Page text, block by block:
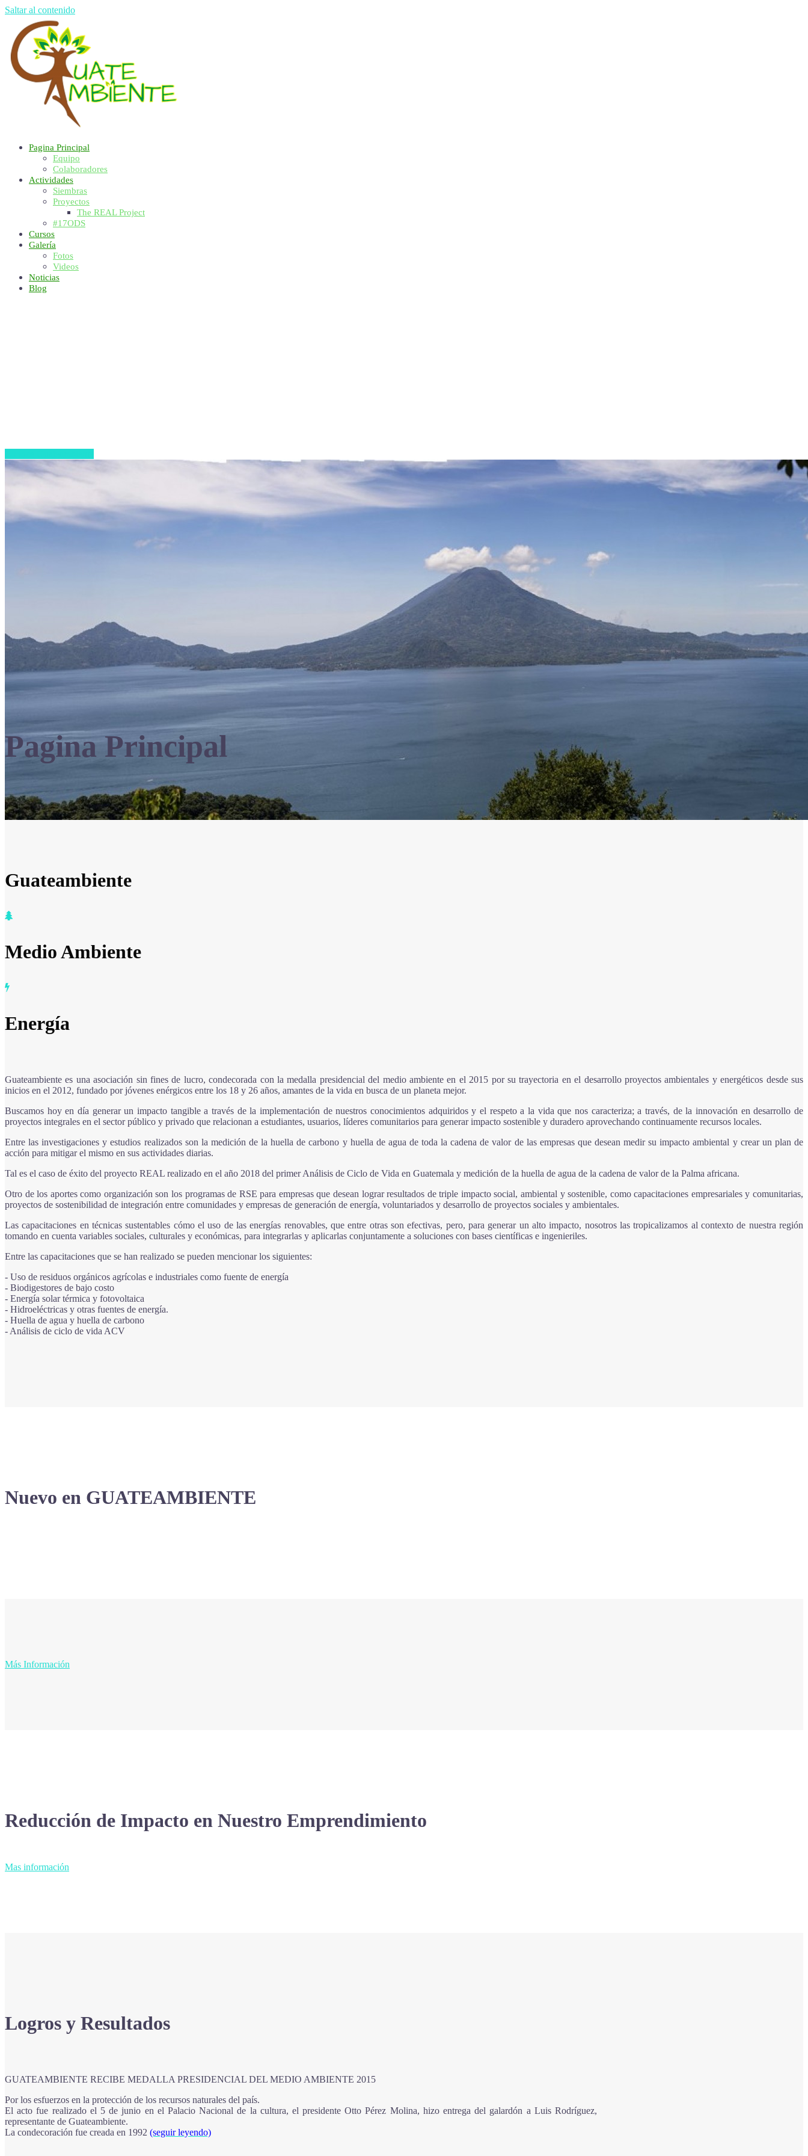
Saltar al contenido
Pagina Principal
Equipo
Colaboradores
Actividades
Siembras
Proyectos
The REAL Project
#17ODS
Cursos
Galería
Fotos
Videos
Noticias
Blog
Pagina Principal
Guateambiente
Medio Ambiente
Energía
Guateambiente es una asociación sin fines de lucro, condecorada con la medalla presidencial del medio ambiente en el 2015 por su trayectoria en el desarrollo proyectos ambientales y energéticos desde sus
inicios en el 2012, fundado por jóvenes enérgicos entre los 18 y 26 años, amantes de la vida en busca de un planeta mejor.
Buscamos hoy en día generar un impacto tangible a través de la implementación de nuestros conocimientos adquiridos y el respeto a la vida que nos caracteriza; a través, de la innovación en desarrollo de
proyectos integrales en el sector público y privado que relacionan a estudiantes, usuarios, líderes comunitarios para generar impacto sostenible y duradero aprovechando continuamente recursos locales.
Entre las investigaciones y estudios realizados son la medición de la huella de carbono y huella de agua de toda la cadena de valor de las empresas que desean medir su impacto ambiental y crear un plan de
acción para mitigar el mismo en sus actividades diarias.
Tal es el caso de éxito del proyecto REAL realizado en el año 2018 del primer Análisis de Ciclo de Vida en Guatemala y medición de la huella de agua de la cadena de valor de la Palma africana.
Otro de los aportes como organización son los programas de RSE para empresas que desean lograr resultados de triple impacto social, ambiental y sostenible, como capacitaciones empresariales y comunitarias,
proyectos de sostenibilidad de integración entre comunidades y empresas de generación de energía, voluntariados y desarrollo de proyectos sociales y ambientales.
Las capacitaciones en técnicas sustentables cómo el uso de las energías renovables, que entre otras son efectivas, pero, para generar un alto impacto, nosotros las tropicalizamos al contexto de nuestra región
tomando en cuenta variables sociales, culturales y económicas, para integrarlas y aplicarlas conjuntamente a soluciones con bases científicas e ingenieriles.
Entre las capacitaciones que se han realizado se pueden mencionar los siguientes:
- Uso de residuos orgánicos agrícolas e industriales como fuente de energía
- Biodigestores de bajo costo
- Energía solar térmica y fotovoltaica
- Hidroeléctricas y otras fuentes de energía.
- Huella de agua y huella de carbono
- Análisis de ciclo de vida ACV
Nuevo en GUATEAMBIENTE
Más Información
Reducción de Impacto en Nuestro Emprendimiento
Mas información
Logros y Resultados
GUATEAMBIENTE RECIBE MEDALLA PRESIDENCIAL DEL MEDIO AMBIENTE 2015
Por los esfuerzos en la protección de los recursos naturales del país.
El acto fue realizado el 5 de junio en el Palacio Nacional de la cultura, el presidente Otto Pérez Molina, hizo entrega del galardón a Luis Rodríguez,
representante de Guateambiente.
La condecoración fue creada en 1992 (seguir leyendo)